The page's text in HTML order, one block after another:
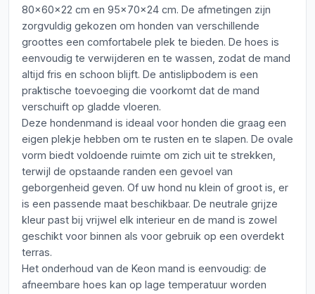
80x60x22 cm en 95x70x24 cm. De afmetingen zijn
zorgvuldig gekozen om honden van verschillende
groottes een comfortabele plek te bieden. De hoes is
eenvoudig te verwijderen en te wassen, zodat de mand
altijd fris en schoon blijft. De antislipbodem is een
praktische toevoeging die voorkomt dat de mand
verschuift op gladde vloeren.
Deze hondenmand is ideaal voor honden die graag een
eigen plekje hebben om te rusten en te slapen. De ovale
vorm biedt voldoende ruimte om zich uit te strekken,
terwijl de opstaande randen een gevoel van
geborgenheid geven. Of uw hond nu klein of groot is, er
is een passende maat beschikbaar. De neutrale grijze
kleur past bij vrijwel elk interieur en de mand is zowel
geschikt voor binnen als voor gebruik op een overdekt
terras.
Het onderhoud van de Keon mand is eenvoudig: de
afneembare hoes kan op lage temperatuur worden